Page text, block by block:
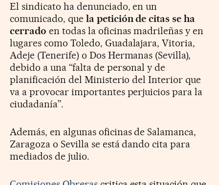
El sindicato ha denunciado, en un
comunicado, quela petición de citas se ha
cerrado en todas la oficinas madrileñas y en
lugares como Toledo, Guadalajara, Vitoria,
Adeje (Tenerife) o Dos Hermanas (Sevilla),
debido a una “falta de personal y de
planificación del Ministerio del Interior que
va a provocar importantes perjuicios para la
ciudadanía”.
Además, en algunas oficinas de Salamanca,
Zaragoza o Sevilla se está dando cita para
mediados de julio.